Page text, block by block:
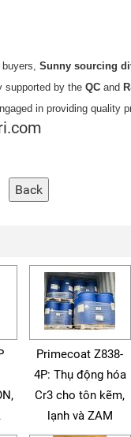
Sunny sourcing
supported by the QCand
in providing quality
Primecoat Z838-
4P: Thụ động hóa
Cr3 cho tôn kẽm,
lạnh và ZAM